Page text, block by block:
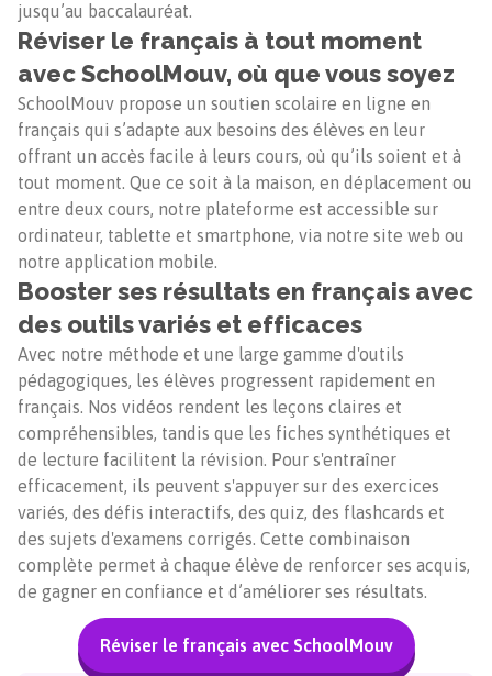
jusqu’au baccalauréat.
Réviser le français à tout moment
avec SchoolMouv, où que vous soyez
SchoolMouv propose un soutien scolaire en ligne en
français qui s’adapte aux besoins des élèves en leur
offrant un accès facile à leurs cours, où qu’ils soient et à
tout moment. Que ce soit à la maison, en déplacement ou
entre deux cours, notre plateforme est accessible sur
ordinateur, tablette et smartphone, via notre site web ou
notre application mobile.
Booster ses résultats en français avec
des outils variés et efficaces
Avec notre méthode et une large gamme d'outils
pédagogiques, les élèves progressent rapidement en
français. Nos vidéos rendent les leçons claires et
compréhensibles, tandis que les fiches synthétiques et
de lecture facilitent la révision. Pour s'entraîner
efficacement, ils peuvent s'appuyer sur des exercices
variés, des défis interactifs, des quiz, des flashcards et
des sujets d'examens corrigés. Cette combinaison
complète permet à chaque élève de renforcer ses acquis,
de gagner en confiance et d’améliorer ses résultats.
Réviser le français avec SchoolMouv